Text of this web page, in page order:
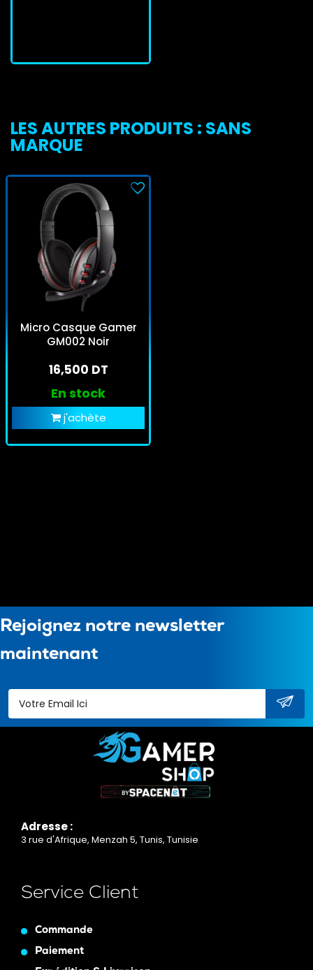
LES AUTRES PRODUITS : SANS
MARQUE
Micro Casque Gamer
GM002 Noir
16,500 DT
En stock
j'achète
Rejoignez notre newsletter
maintenant
Adresse :
3 rue d'Afrique, Menzah 5, Tunis, Tunisie
Service Client
Commande
Paiement